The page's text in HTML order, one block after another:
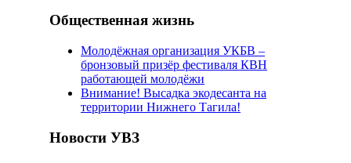
Общественная жизнь
Молодёжная организация УКБВ –
бронзовый призёр фестиваля КВН
работающей молодёжи
Внимание! Высадка экодесанта на
территории Нижнего Тагила!
Новости УВЗ